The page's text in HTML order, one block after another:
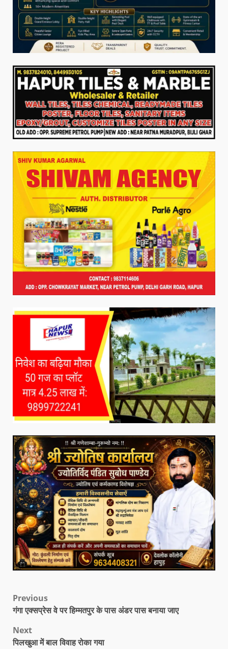
Previous
गंगा एक्सप्रेस वे पर हिम्मतपुर के पास अंडर पास बनाया जाए
Next
पिलखुआ में बाल विवाह रोका गया